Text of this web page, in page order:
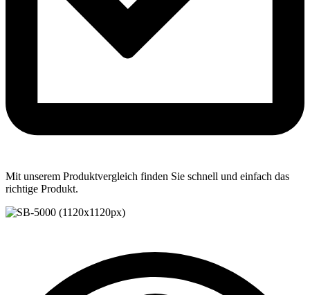
Mit unserem Produktvergleich finden Sie schnell und einfach das
richtige Produkt.